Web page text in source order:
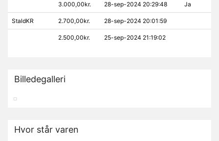
3.000,00kr. 28-sep-2024 20:29:48 Ja
StaldKR 2.700,00kr. 28-sep-2024 20:01:59
2.500,00kr. 25-sep-2024 21:19:02
Billedegalleri
Hvor står varen